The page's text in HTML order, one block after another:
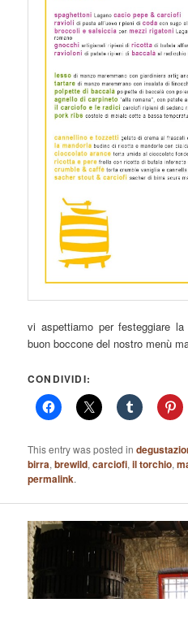
vi aspettiamo per festeggiare
buon boccone del nostro menù
CONDIVIDI:
This entry was posted in
birra,brewild,carciofi,il torchio,
permalink.